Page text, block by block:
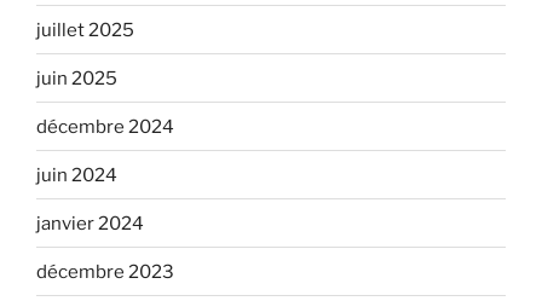
juillet 2025
juin 2025
décembre 2024
juin 2024
janvier 2024
décembre 2023